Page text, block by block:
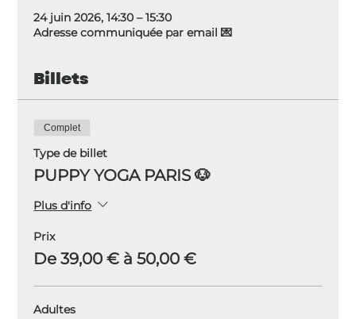
24 juin 2026, 14:30 – 15:30
Adresse communiquée par email 💌
Billets
Complet
Type de billet
PUPPY YOGA PARIS 🐶
Plus d'info
Prix
De 39,00 € à 50,00 €
Adultes